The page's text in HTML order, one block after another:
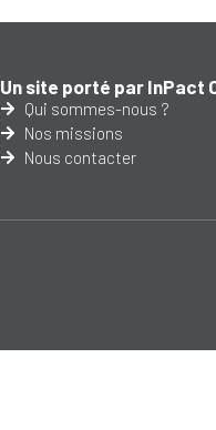
Un site porté par InPact
Qui sommes-nous ?
Nos missions
Nous contacter